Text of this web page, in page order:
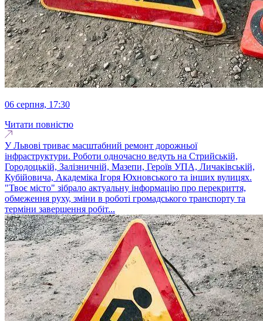
06 серпня, 17:30
Читати повністю
У Львові триває масштабний ремонт дорожньої
інфраструктури. Роботи одночасно ведуть на Стрийській,
Городоцькій, Залізничній, Мазепи, Героїв УПА, Личаківській,
Кубійовича, Академіка Ігоря Юхновського та інших вулицях.
"Твоє місто" зібрало актуальну інформацію про перекриття,
обмеження руху, зміни в роботі громадського транспорту та
терміни завершення робіт...